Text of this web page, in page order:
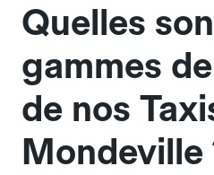
Quelles
gammes
de nos
Mondeville